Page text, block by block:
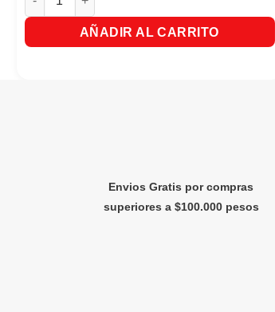
AÑADIR AL CARRITO
Envios Gratis por compras
superiores a $100.000 pesos